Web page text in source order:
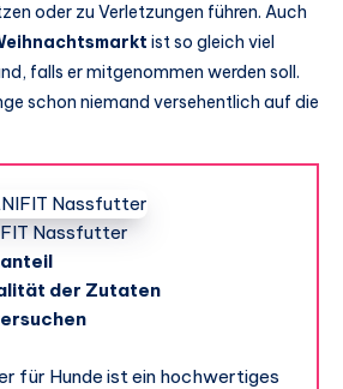
oder zu Verletzungen führen. Auch
ist so gleich viel
falls er mitgenommen werden soll.
schon niemand versehentlich auf die
Nassfutter
der Zutaten
für Hunde ist ein hochwertiges